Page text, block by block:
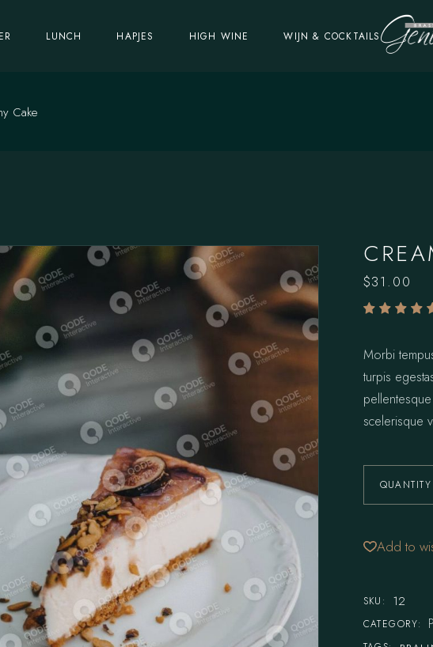
LUNCH HAPJES HIGH WINE WIJN & COCKTAILS
Cake
$31.00
Morbi
turpis
scelerisque
QUANTITY
Add to
SKU: 12
CATEGORY: